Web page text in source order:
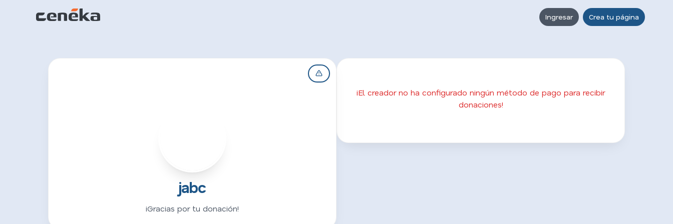
Ingresar Crea tu página
jabc
¡Gracias por tu donación!
¡El creador no ha configurado ningún método de pago para recibir
donaciones!